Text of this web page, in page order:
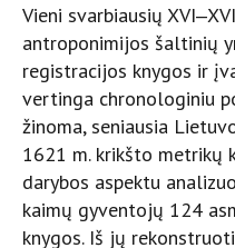
Vieni svarbiausių
antroponimijos šaltinių
registracijos knygos ir
vertinga chronologiniu
žinoma, seniausia
1621 m. krikšto metrikų
darybos aspektu
kaimų gyventojų 124
knygos. Iš jų